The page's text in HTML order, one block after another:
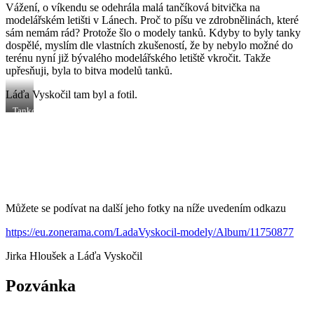
Vážení, o víkendu se odehrála malá tančíková bitvička na
modelářském letišti v Lánech. Proč to píšu ve zdrobnělinách, které
sám nemám rád? Protože šlo o modely tanků. Kdyby to byly tanky
dospělé, myslím dle vlastních zkušeností, že by nebylo možné do
terénu nyní již bývalého modelářského letiště vkročit. Takže
upřesňuji, byla to bitva modelů tanků.
Láďa Vyskočil tam byl a fotil.
Tanková
v
1:6.
Můžete se podívat na další jeho fotky na níže uvedením odkazu
https://eu.zonerama.com/LadaVyskocil-modely/Album/11750877
Jirka Hloušek a Láďa Vyskočil
Pozvánka